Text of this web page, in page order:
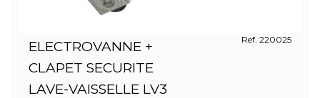
ELECTROVANNE +
CLAPET SECURITE
LAVE-VAISSELLE LV3
Ref. 220025